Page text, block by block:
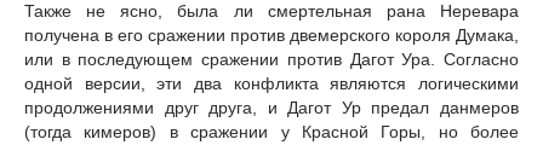
Также не ясно, была ли смертельная рана Неревара
получена в его сражении против двемерского короля Думака,
или в последующем сражении против Дагот Ура. Согласно
одной версии, эти два конфликта являются логическими
продолжениями друг друга, и Дагот Ур предал данмеров
(тогда кимеров) в сражении у Красной Горы, но более